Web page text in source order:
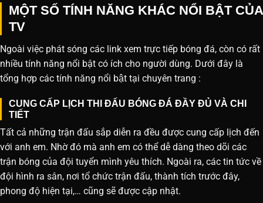
MỘT SỐ TÍNH NĂNG KHÁC NỔI BẬT CỦA
TV
Ngoài việc phát sóng các link xem trực tiếp bóng đá, còn có rất
nhiều tính năng nổi bật có ích cho người dùng. Dưới đây là
tổng hợp các tính năng nổi bật tại chuyên trang :
CUNG CẤP LỊCH THI ĐẤU BÓNG ĐÁ ĐẦY ĐỦ VÀ CHI
TIẾT
Tất cả những trận đấu sắp diễn ra đều được cung cấp lịch đến
với anh em. Nhờ đó mà anh em có thể dễ dàng theo dõi các
trận bóng của đội tuyển mình yêu thích. Ngoài ra, các tin tức về
đội hình ra sân, nơi tổ chức trận đấu, thành tích trước đây,
phong độ hiện tại,… cũng sẽ được cập nhật.